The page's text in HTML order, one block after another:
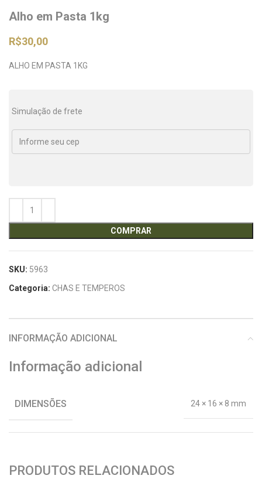
Alho em Pasta 1kg
R$30,00
ALHO EM PASTA 1KG
Simulação de frete
COMPRAR
SKU: 5963
Categoria: CHAS E TEMPEROS
INFORMAÇÃO ADICIONAL
Informação adicional
DIMENSÕES 24 × 16 × 8 mm
PRODUTOS RELACIONADOS